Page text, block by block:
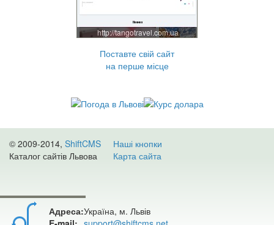
http://tangotravel.com.ua
Поставте свій сайт
на перше місце
© 2009-2014, ShiftCMS
Каталог сайтів Львова
Наші кнопки
Карта сайта
Адреса:Україна, м. Львів